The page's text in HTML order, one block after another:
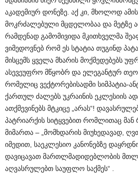
აკადემიურ დონეზე. აქ კი, მხოლოდ
მოკრძალებული მცდელობაა და მეტზე
რამდენად გამომივიდა მკითხველმა
ვიმედოვნებ რომ ეს სტატია თუგინდ
მისცემს ყველა მხარის მოქმედებებს
ასევეუფრო მწყობრ და ელეგანტურ
რომელიც ვექტორებისადმი სიმპატია-
ქართულ ძალებს უკრაინის ეკლესიის
ათქმევინებს მტკიცე „არას“!
პატრიარქის სიტყვებით რომლითაც მან
მიმართა – „მომხდარის მიუხედავად,
იმედით, საეკლესიო კანონებზე
დავიცავათ მართლმადიდებლობის
აღვასრულებთ საუფლო საქმეს“ .